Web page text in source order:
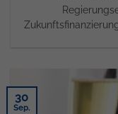
30
Sep.